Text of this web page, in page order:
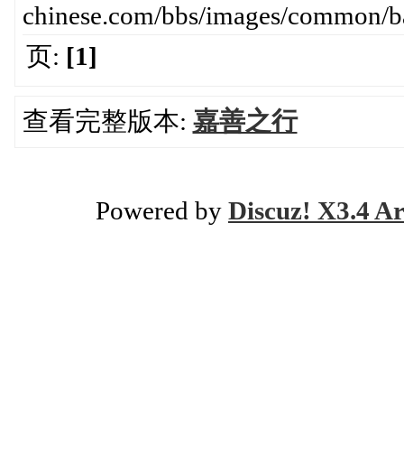
chinese.com/bbs/images/
页: [1]
查看完整版本: 嘉善之行
Powered by Discuz! X3.4